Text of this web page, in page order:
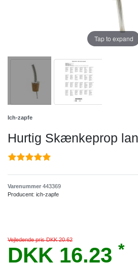
Tap to expand
Ich-zapfe
Hurtig Skænkeprop
Varenummer 443369
Producent: ich-zapfe
Vejledende pris DKK 20.62
DKK 16.23 *